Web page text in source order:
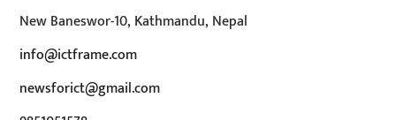
New Baneswor-10, Kathmandu, Nepal
info@ictframe.com
newsforict@gmail.com